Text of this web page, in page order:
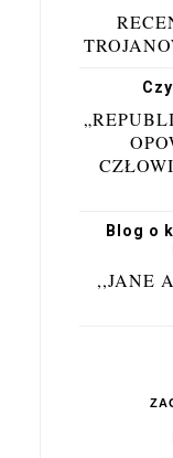
Blog o
,,JANE